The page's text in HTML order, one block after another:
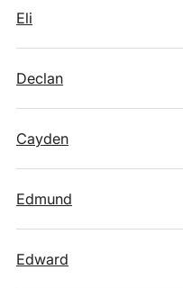
Eli
Declan
Cayden
Edmund
Edward